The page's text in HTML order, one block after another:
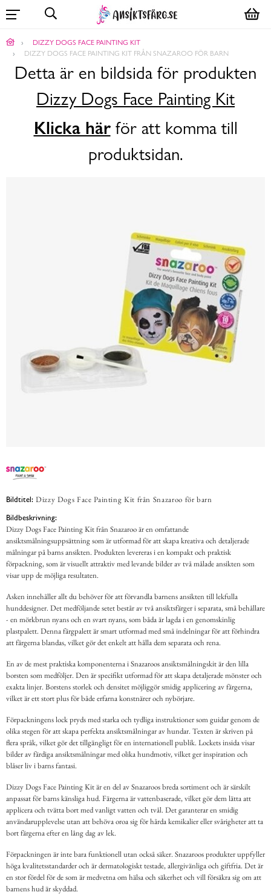
DIZZY DOGS FACE PAINTING KIT
DIZZY DOGS FACE PAINTING KIT FRÅN SNAZAROO FÖR BARN
Detta är en bildsida för produkten
Dizzy Dogs Face Painting Kit
Klicka härför att komma till
produktsidan.
Bildtitel: Dizzy Dogs Face Painting Kit från Snazaroo för barn
Bildbeskrivning:
Dizzy Dogs Face Painting Kit från Snazaroo är en omfattande
ansiktsmålningsuppsättning som är utformad för att skapa kreativa och detaljerade
målningar på barns ansikten. Produkten levereras i en kompakt och praktisk
förpackning, som är visuellt attraktiv med levande bilder av två målade ansikten som
visar upp de möjliga resultaten.
Asken innehåller allt du behöver för att förvandla barnens ansikten till lekfulla
hunddesigner. Det medföljande setet består av två ansiktsfärger i separata, små behållare
- en mörkbrun nyans och en svart nyans, som båda är lagda i en genomskinlig
plastpalett. Denna färgpalett är smart utformad med små indelningar för att förhindra
att färgerna blandas, vilket gör det enkelt att hålla dem separata och rena.
En av de mest praktiska komponenterna i Snazaroos ansiktsmålningskit är den lilla
borsten som medföljer. Den är specifikt utformad för att skapa detaljerade mönster och
exakta linjer. Borstens storlek och densitet möjliggör smidig applicering av färgerna,
vilket är ett stort plus för både erfarna konstnärer och nybörjare.
Förpackningens lock pryds med starka och tydliga instruktioner som guidar genom de
olika stegen för att skapa perfekta ansiktsmålningar av hundar. Texten är skriven på
flera språk, vilket gör det tillgängligt för en internationell publik. Lockets insida visar
bilder av färdiga ansiktsmålningar med olika hundmotiv, vilket ger inspiration och
blåser liv i barns fantasi.
Dizzy Dogs Face Painting Kit är en del av Snazaroos breda sortiment och är särskilt
anpassat för barns känsliga hud. Färgerna är vattenbaserade, vilket gör dem lätta att
applicera och tvätta bort med vanligt vatten och tvål. Det garanterar en smidig
användarupplevelse utan att behöva oroa sig för hårda kemikalier eller svårigheter att ta
bort färgerna efter en lång dag av lek.
Förpackningen är inte bara funktionell utan också säker. Snazaroos produkter uppfyller
höga kvalitetsstandarder och är dermatologiskt testade, allergivänliga och giftfria. Det är
en stor fördel för de som är medvetna om hälsa och säkerhet och vill försäkra sig om att
barnens hud är skyddad.